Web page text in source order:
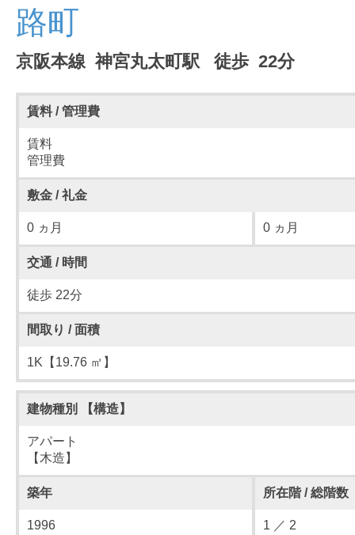
路町
京阪本線 神宮丸太町駅 徒歩 22分
賃料 / 管理費
賃料
管理費
敷金 / 礼金
0 ヵ月 0 ヵ月
交通 / 時間
徒歩 22分
間取り / 面積
1K【19.76 ㎡】
建物種別 【構造】
アパート
【木造】
築年 所在階 / 総階数
1996 1 ／ 2